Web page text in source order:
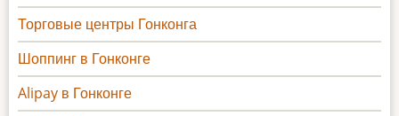
Торговые центры Гонконга
Шоппинг в Гонконге
Alipay в Гонконге